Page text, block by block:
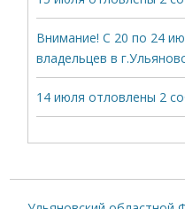
Внимание! С 20 по 24
владельцев в
14 июля отловлены 2